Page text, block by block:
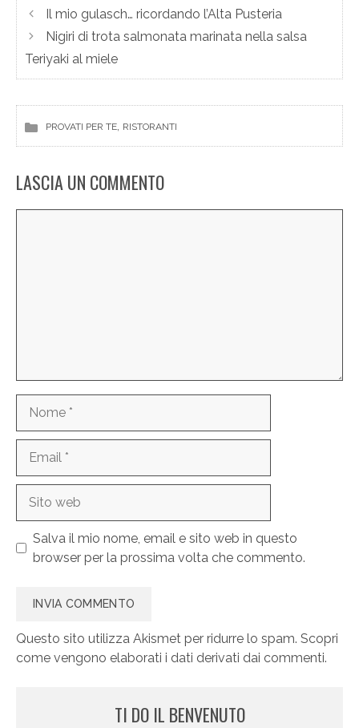
Il mio gulasch… ricordando l’Alta Pusteria
Nigiri di trota salmonata marinata nella salsa
Teriyaki al miele
PROVATI PER TE, RISTORANTI
LASCIA UN COMMENTO
web
Salva il mio nome, email e sito web in questo
browser per la prossima volta che commento.
Questo sito utilizza Akismet per ridurre lo spam. Scopri
come vengono elaborati i dati derivati dai commenti.
TI DO IL BENVENUTO